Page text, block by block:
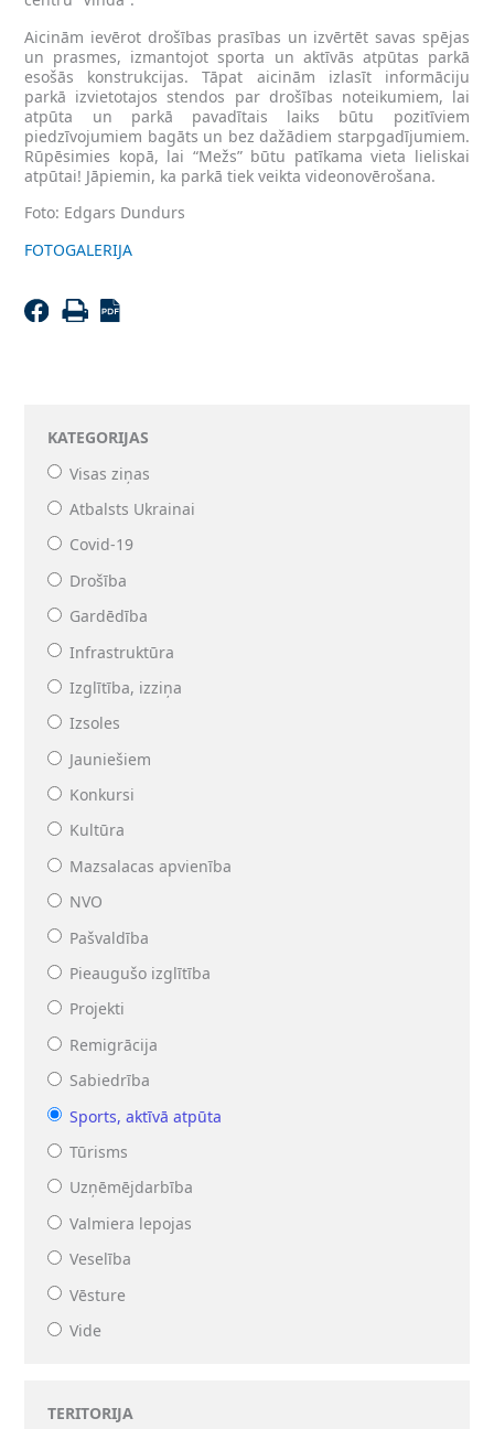
KATEGORIJAS
Visas ziņas
Atbalsts Ukrainai
Covid-19
Drošība
Gardēdība
Infrastruktūra
Izglītība, izziņa
Izsoles
Jauniešiem
Konkursi
Kultūra
Mazsalacas apvienība
NVO
Pašvaldība
Pieaugušo izglītība
Projekti
Remigrācija
Sabiedrība
Sports, aktīvā atpūta
Tūrisms
Uzņēmējdarbība
Valmiera lepojas
Veselība
Vēsture
Vide
TERITORIJA
Aicinām ievērot drošības prasības un izvērtēt savas spējas
un prasmes, izmantojot sporta un aktīvās atpūtas parkā
esošās konstrukcijas. Tāpat aicinām izlasīt informāciju
parkā izvietotajos stendos par drošības noteikumiem, lai
atpūta un parkā pavadītais laiks būtu pozitīviem
piedzīvojumiem bagāts un bez dažādiem starpgadījumiem.
Rūpēsimies kopā, lai “Mežs” būtu patīkama vieta lieliskai
atpūtai! Jāpiemin, ka parkā tiek veikta videonovērošana.
Foto: Edgars Dundurs
FOTOGALERIJA